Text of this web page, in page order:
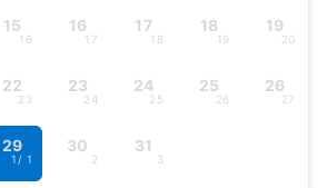
15
16
16
17
17
18
18
19
19
20
22
23
23
24
24
25
25
26
26
27
29
1 / 1
30
2
31
3